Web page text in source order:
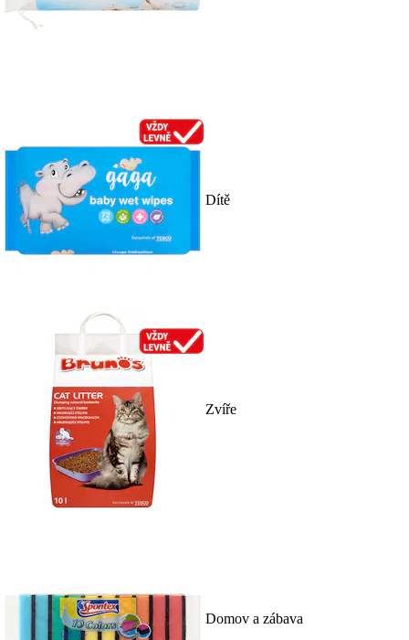
Dítě
Zvíře
Domov a zábava